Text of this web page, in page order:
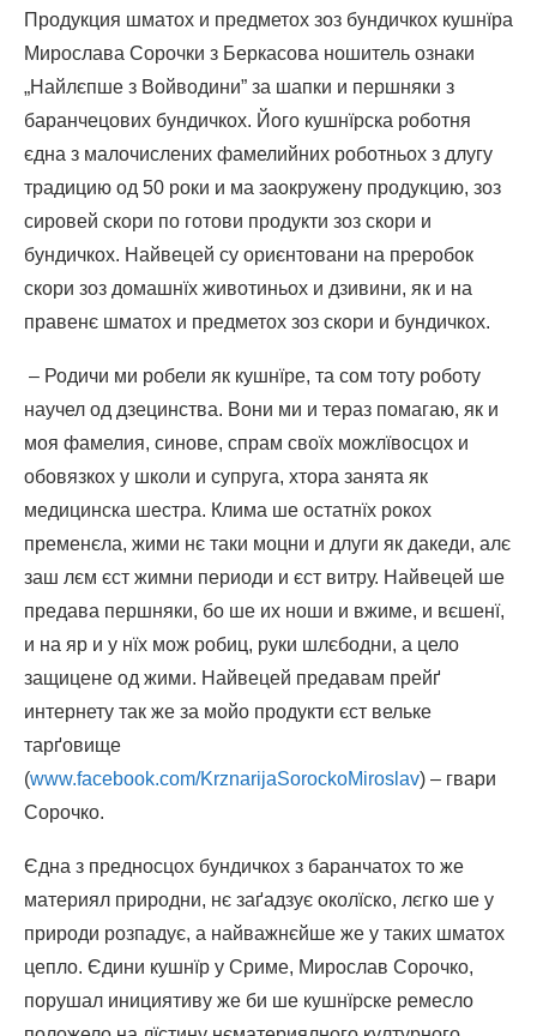
Продукция шматох и предметох зоз бундичкох кушнїра
Мирослава Сорочки з Беркасова ношитель ознаки
„Найлєпше з Войводини” за шапки и першняки з
баранчецових бундичкох. Його кушнїрска роботня
єдна з малочислених фамелийних роботньох з длугу
традицию од 50 роки и ма заокружену продукцию, зоз
сировей скори по готови продукти зоз скори и
бундичкох. Найвецей су ориєнтовани на преробок
скори зоз домашнїх животиньох и дзивини, як и на
правенє шматох и предметох зоз скори и бундичкох.
– Родичи ми робели як кушнїре, та сом тоту роботу
научел од дзецинства. Вони ми и тераз помагаю, як и
моя фамелия, синове, спрам своїх можлївосцох и
обовязкох у школи и супруга, хтора занята як
медицинска шестра. Клима ше остатнїх рокох
пременєла, жими нє таки моцни и длуги як дакеди, алє
заш лєм єст жимни периоди и єст витру. Найвецей ше
предава першняки, бо ше их ноши и вжиме, и вєшенї,
и на яр и у нїх мож робиц, руки шлєбодни, а цело
защицене од жими. Найвецей предавам прейґ
интернету так же за мойо продукти єст вельке
тарґовище
(www.facebook.com/KrznarijaSorockoMiroslav) – гвари
Сорочко.
Єдна з предносцох бундичкох з баранчатох то же
материял природни, нє заґадзує околїско, лєгко ше у
природи розпадує, а найважнєйше же у таких шматох
цепло. Єдини кушнїр у Сриме, Мирослав Сорочко,
порушал инициятиву же би ше кушнїрске ремесло